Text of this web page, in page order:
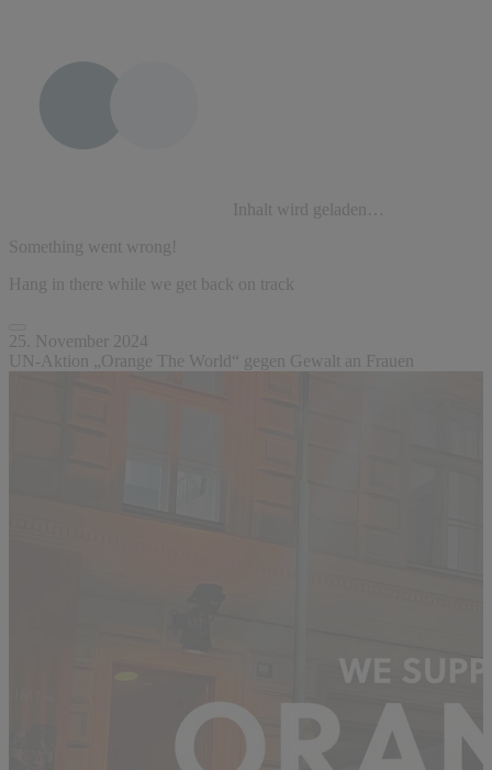
Inhalt wird geladen…
Something went wrong!
Hang in there while we get back on track
25. November 2024
UN-Aktion „Orange The World“ gegen Gewalt an Frauen